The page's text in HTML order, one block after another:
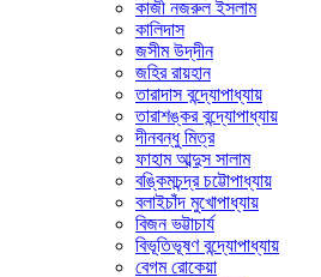
কাজী নজরুল ইসলাম
কালিদাস
জসীম উদ্‌দীন
জহির রায়হান
তারাদাস বন্দ্যোপাধ্যায়
তারাশঙ্কর বন্দ্যোপাধ্যায়
দীনবন্ধু মিত্র
ফাহাম আব্দুস সালাম
বঙ্কিমচন্দ্র চট্টোপাধ্যায়
বলাইচাঁদ মুখোপাধ্যায়
বিজন ভট্টাচার্য
বিভূতিভূষণ বন্দ্যোপাধ্যায়
বেগম রোকেয়া